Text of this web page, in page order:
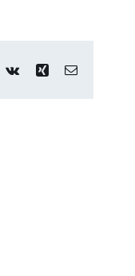
Vk Xing E-